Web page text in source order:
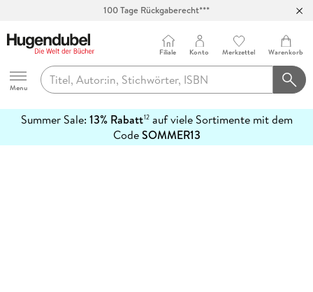
100 Tage Rückgaberecht***
Hugendubel
Menu
Filiale Konto Merkzettel Warenkorb
Summer Sale: 13% Rabatt12auf viele Sortimente mit dem
CodeSOMMER13
erfahren